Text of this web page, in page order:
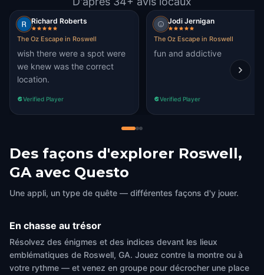
Richard Roberts
The Oz Escape in Roswell
wish there were a spot were
we knew was the correct
location.
Verified Player
Jodi Jernigan
The Oz Escape in Roswell
fun and addictive
Verified Player
Des façons d'explorer Roswell,
GA avec Questo
Une appli, un type de quête — différentes façons d'y jouer.
En chasse au trésor
Résolvez des énigmes et des indices devant les lieux
emblématiques de Roswell, GA. Jouez contre la montre ou à
votre rythme — et venez en groupe pour décrocher une place